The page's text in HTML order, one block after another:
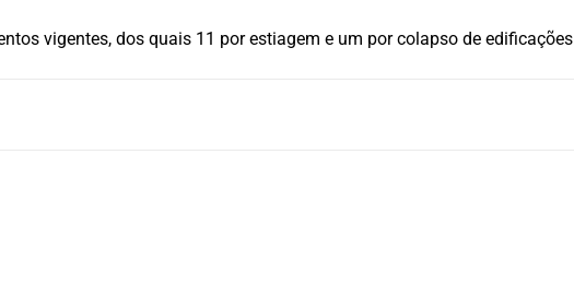
vigentes, dos quais 11 por estiagem e um por colapso de edificações